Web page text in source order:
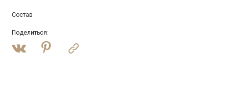
Состав
Поделиться: